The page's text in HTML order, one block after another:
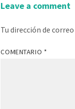
Leave a comment
Tu dirección de
COMENTARIO *